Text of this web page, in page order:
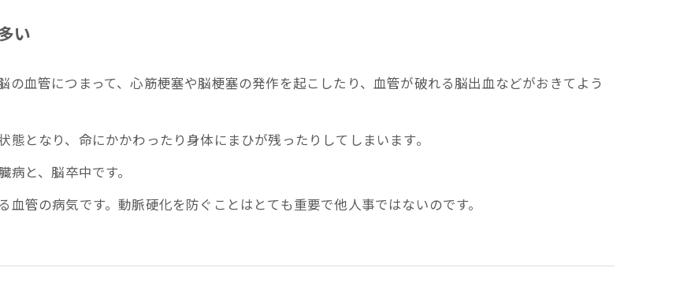
い
血管につまって、心筋梗塞や脳梗塞の発作を起こしたり、血管が破れる脳出血などがおきてよう
となり、命にかかわったり身体にまひが残ったりしてしまいます。
と、脳卒中です。
管の病気です。動脈硬化を防ぐことはとても重要で他人事ではないのです。
お問い合わせはこちら